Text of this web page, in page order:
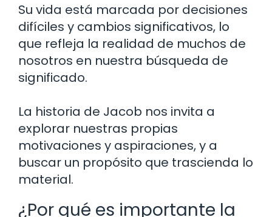
Su vida está marcada por decisiones
difíciles y cambios significativos, lo
que refleja la realidad de muchos de
nosotros en nuestra búsqueda de
significado.
La historia de Jacob nos invita a
explorar nuestras propias
motivaciones y aspiraciones, y a
buscar un propósito que trascienda lo
material.
¿Por qué es importante la